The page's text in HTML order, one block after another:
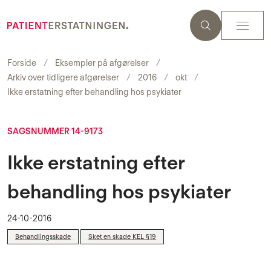
Forside
Eksempler på afgørelser
Arkiv over tidligere afgørelser
2016
okt
Ikke erstatning efter behandling hos psykiater
SAGSNUMMER 14-9173
Ikke erstatning efter
behandling hos psykiater
24-10-2016
Behandlingsskade Sket en skade KEL §19